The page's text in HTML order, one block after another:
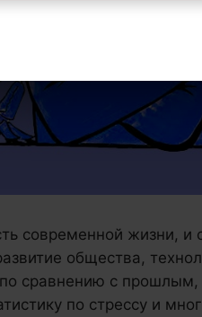
современной жизни, и
общества,
сравнению с
по стрессу и